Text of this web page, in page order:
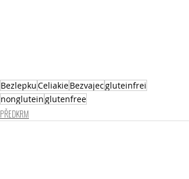
BezlepkuCeliakieBezvajecgluteinfrei
nongluteinglutenfree
PŘEDKRM